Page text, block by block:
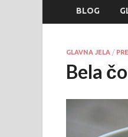
BLOG
GLAVNA JELA /
Bela